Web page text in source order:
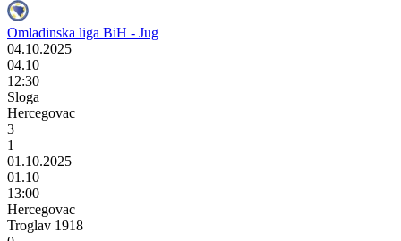
Omladinska liga BiH - Jug
04.10.2025
04.10
12:30
Sloga
Hercegovac
3
1
01.10.2025
01.10
13:00
Hercegovac
Troglav 1918